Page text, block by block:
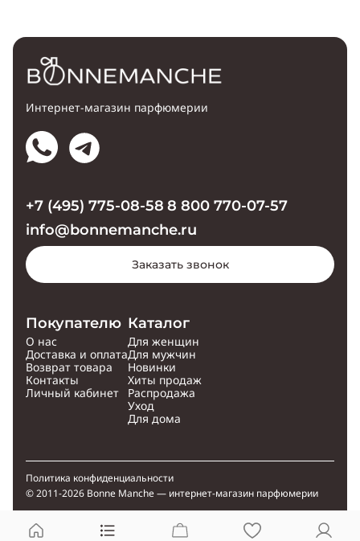
Интернет-магазин парфюмерии
Покупателю
О нас
Доставка и оплата
Возврат товара
Контакты
Личный кабинет
Каталог
Для женщин
Для мужчин
Новинки
Хиты продаж
Распродажа
Уход
Для дома
+7 (495) 775-08-58 8 800 770-07-57
info@bonnemanche.ru
Заказать звонок
© 2011-2026 Bonne Manche — интернет-магазин парфюмерии
Политика конфиденциальности